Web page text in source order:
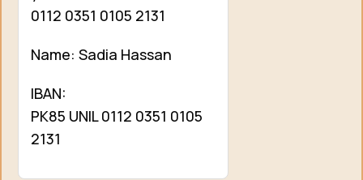
0112 0351 0105 2131
Name: Sadia Hassan
IBAN:
PK85 UNIL 0112 0351 0105
2131